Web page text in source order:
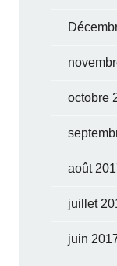
octobre
août
juillet
juin